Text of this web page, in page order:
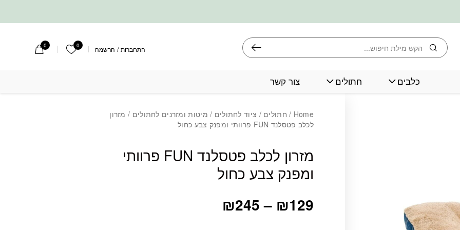
התחברות / הרשמה 0 הרשימה שלי
0 חיפוש
כלבים חתולים צור קשר
Home
/ חתולים / ציוד לחתולים / מיטות ומזרנים לחתולים / מזרון
לכלב פטסלנד FUN פרוותי ומפנק צבע כחול
מזרון לכלב פטסלנד FUN פרוותי
ומפנק צבע כחול
₪129
–
₪245